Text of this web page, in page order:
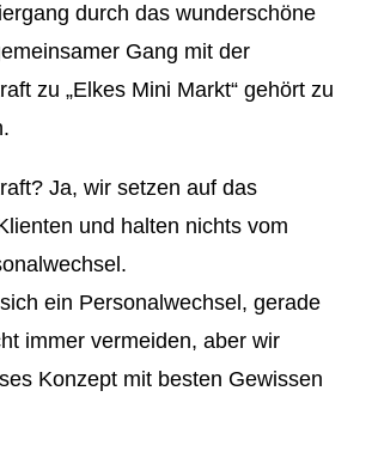
durch das wunderschöne
Gang mit der
zu „Elkes Mini Markt“ gehört zu
Ja, wir setzen auf das
und halten nichts vom
ein Personalwechsel, gerade
immer vermeiden, aber wir
Konzept mit besten Gewissen